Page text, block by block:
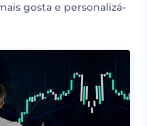
gosta e personalizá-